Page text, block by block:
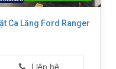
Ca Lăng Ford Ranger